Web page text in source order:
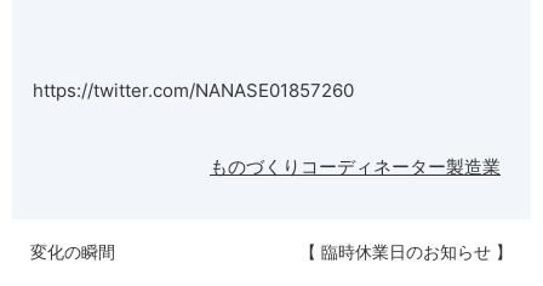
https://twitter.com/NANASE01857260
ものづくりコーディネーター製造業
変化の瞬間 【 臨時休業日のお知らせ 】